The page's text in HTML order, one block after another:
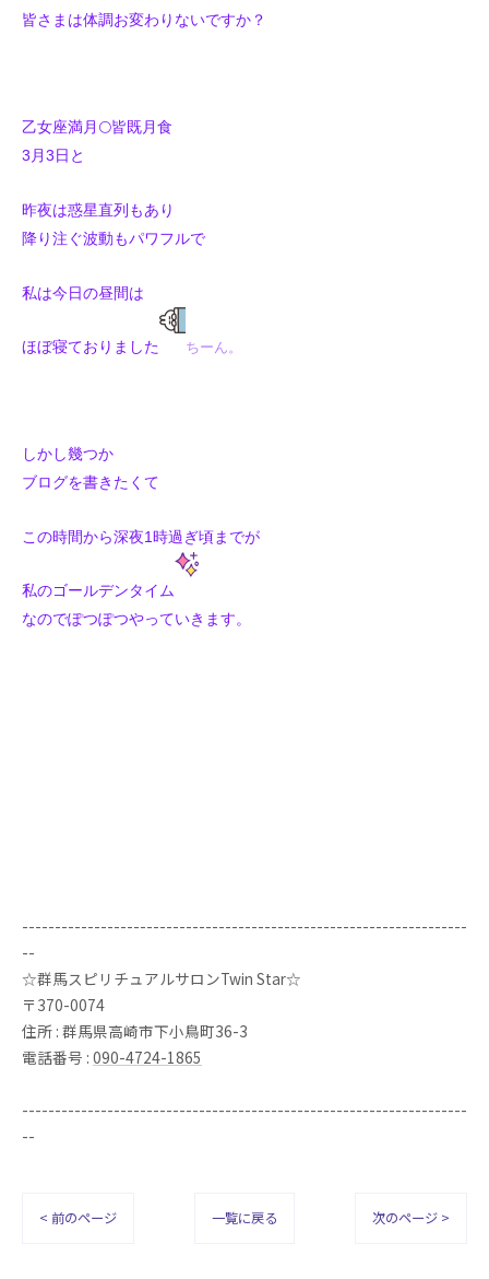
皆さまは体調お変わりないですか？
乙女座満月🌕皆既月食
3月3日と
昨夜は惑星直列もあり
降り注ぐ波動もパワフルで
私は今日の昼間は
ほぼ寝ておりました ちーん。
しかし幾つか
ブログを書きたくて
この時間から深夜1時過ぎ頃までが
私のゴールデンタイム
なのでぽつぽつやっていきます。
--------------------------------------------------------------------
--
☆群馬スピリチュアルサロンTwin Star☆
〒370-0074
住所 : 群馬県高崎市下小鳥町36-3
電話番号 : 090-4724-1865
--------------------------------------------------------------------
--
< 前のページ 一覧に戻る 次のページ >